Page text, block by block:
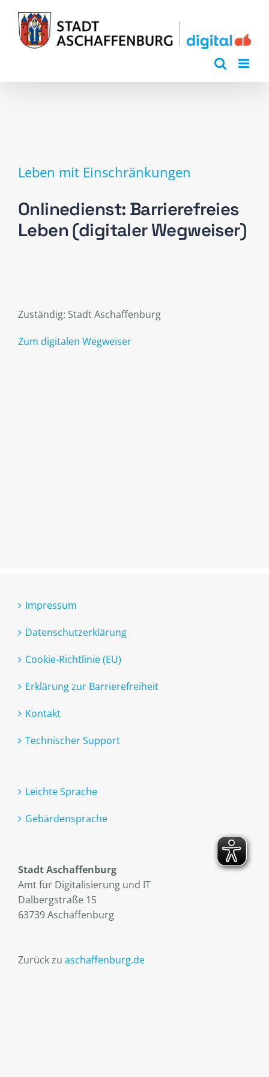
Inhalt
springen
Leben mit Einschränkungen
Onlinedienst: Barrierefreies
Leben (digitaler Wegweiser)
Zuständig: Stadt Aschaffenburg
Zum digitalen Wegweiser
Impressum
Datenschutzerklärung
Cookie-Richtlinie (EU)
Erklärung zur Barrierefreiheit
Kontakt
Technischer Support
Leichte Sprache
Gebärdensprache
Stadt Aschaffenburg
Amt für Digitalisierung und IT
Dalbergstraße 15
63739 Aschaffenburg
Zurück zu aschaffenburg.de